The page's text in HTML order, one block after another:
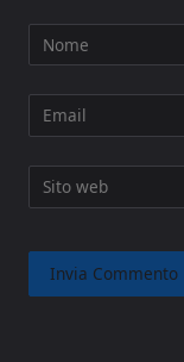
Nome
Email
Sito web